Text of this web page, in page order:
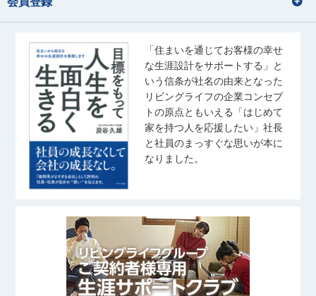
「住まいを通じてお客様の幸せ
な生涯設計をサポートする」と
いう信条が社名の由来となった
リビングライフの企業コンセプ
トの原点ともいえる「はじめて
家を持つ人を応援したい」社長
と社員のまっすぐな思いが本に
なりました。